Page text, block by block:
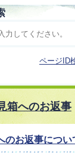
ページID
箱へのお返事
のお返事につい